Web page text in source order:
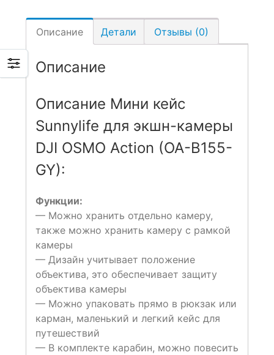
Описание Детали Отзывы (0)
Описание
Описание Мини кейс
Sunnylife для экшн-камеры
DJI OSMO Action (OA-B155-
GY):
Функции:
— Можно хранить отдельно камеру,
также можно хранить камеру с рамкой
камеры
— Дизайн учитывает положение
объектива, это обеспечивает защиту
объектива камеры
— Можно упаковать прямо в рюкзак или
карман, маленький и легкий кейс для
путешествий
— В комплекте карабин, можно повесить